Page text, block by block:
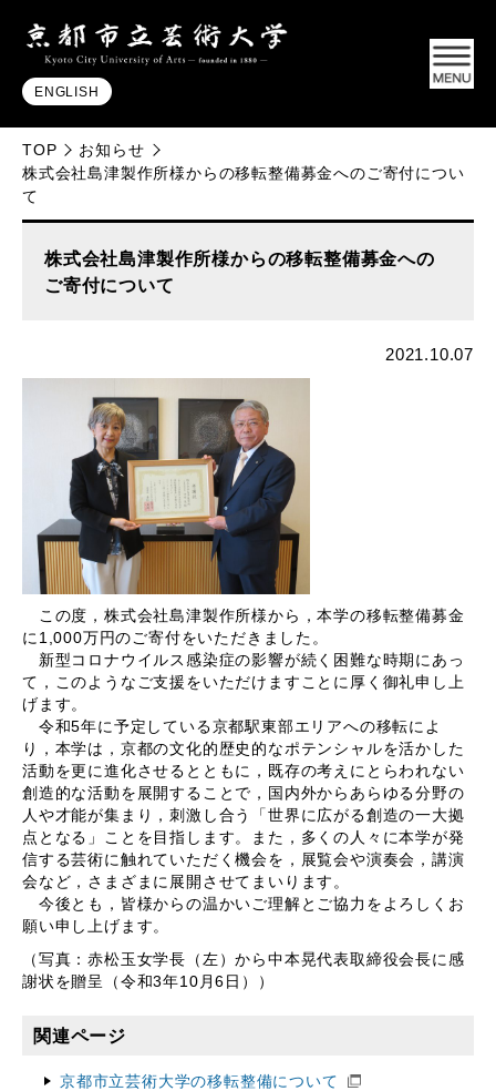
ENGLISH
TOP
お知らせ
株式会社島津製作所様からの移転整備募金へのご寄付につい
て
株式会社島津製作所様からの移転整備募金への
ご寄付について
2021.10.07
この度，株式会社島津製作所様から，本学の移転整備募金
に1,000万円のご寄付をいただきました。
新型コロナウイルス感染症の影響が続く困難な時期にあっ
て，このようなご支援をいただけますことに厚く御礼申し上
げます。
令和5年に予定している京都駅東部エリアへの移転によ
り，本学は，京都の文化的歴史的なポテンシャルを活かした
活動を更に進化させるとともに，既存の考えにとらわれない
創造的な活動を展開することで，国内外からあらゆる分野の
人や才能が集まり，刺激し合う「世界に広がる創造の一大拠
点となる」ことを目指します。また，多くの人々に本学が発
信する芸術に触れていただく機会を，展覧会や演奏会，講演
会など，さまざまに展開させてまいります。
今後とも，皆様からの温かいご理解とご協力をよろしくお
願い申し上げます。
（写真：赤松玉女学長（左）から中本晃代表取締役会長に感
謝状を贈呈（令和3年10月6日））
関連ページ
京都市立芸術大学の移転整備について